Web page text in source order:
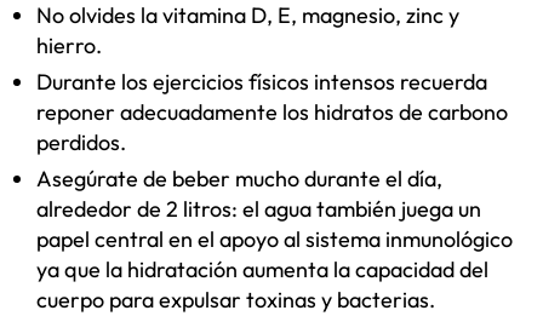
No olvides la vitamina D, E, magnesio, zinc y
hierro.
Durante los ejercicios físicos intensos recuerda
reponer adecuadamente los hidratos de carbono
perdidos.
Asegúrate de beber mucho durante el día,
alrededor de 2 litros: el agua también juega un
papel central en el apoyo al sistema inmunológico
ya que la hidratación aumenta la capacidad del
cuerpo para expulsar toxinas y bacterias.